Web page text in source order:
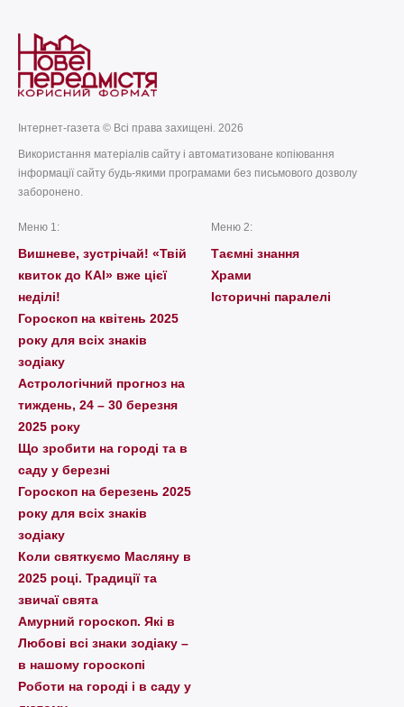
Інтернет-газета © Всі права захищені. 2026
Використання матеріалів сайту і автоматизоване копіювання
інформації сайту будь-якими програмами без письмового дозволу
заборонено.
Меню 1:
Вишневе, зустрічай! «Твій
квиток до КАІ» вже цієї
неділі!
Гороскоп на квітень 2025
року для всіх знаків
зодіаку
Астрологічний прогноз на
тиждень, 24 – 30 березня
2025 року
Що зробити на городі та в
саду у березні
Гороскоп на березень 2025
року для всіх знаків
зодіаку
Коли святкуємо Масляну в
2025 році. Традиції та
звичаї свята
Амурний гороскоп. Які в
Любові всі знаки зодіаку –
в нашому гороскопі
Pоботи на городі і в саду у
Меню 2:
Таємні знання
Храми
Історичні паралелі